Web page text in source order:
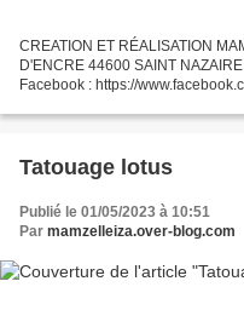
CREATION ET RÉALISATION
D'ENCRE 44600 SAINT
Facebook : https://
Tatouage lotus
Publié le 01/05/2023 à 10:51
Par mamzelleiza.over-blog.com